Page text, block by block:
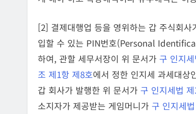
[2] 결제대행업 등을 영위하는 갑 주식회
입할 수 있는 PIN번호(Personal
하여, 관할 세무서장이 위 문서가 구 인지
조 제1항 제8호에서 정한 인지세 과세대상
갑 회사가 발행한 위 문서가 구 인지세법
소지자가 제공받는 게임머니가 구 인지세